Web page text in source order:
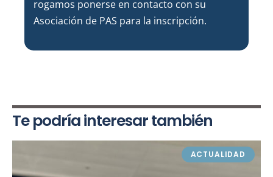
rogamos ponerse en contacto con su
Asociación de PAS para la inscripción.
Te podría interesar también
ACTUALIDAD